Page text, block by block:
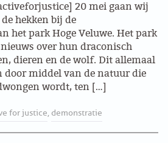
20 mei gaan wij
hekken bij de
het park Hoge Veluwe. Het park
over hun draconisch
dieren en de wolf. Dit allemaal
door middel van de natuur die
wordt, ten […]
for justice, demonstratie